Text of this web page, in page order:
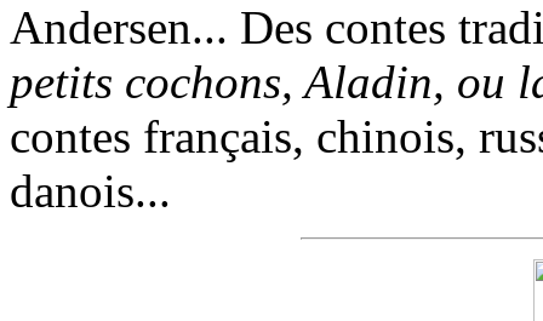
Andersen... Des contes
petits cochons, Aladin, ou
contes français, chinois,
danois...